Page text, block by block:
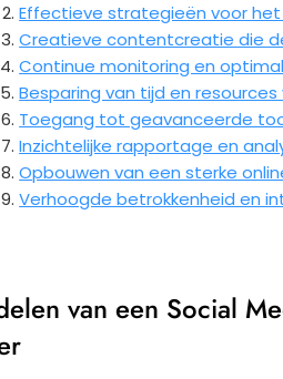
Effectieve strategieën voor
Creatieve contentcreatie die
Continue monitoring en
Besparing van tijd en
Toegang tot geavanceerde
Inzichtelijke rapportage en
Opbouwen van een sterke
Verhoogde betrokkenheid en
van een Social